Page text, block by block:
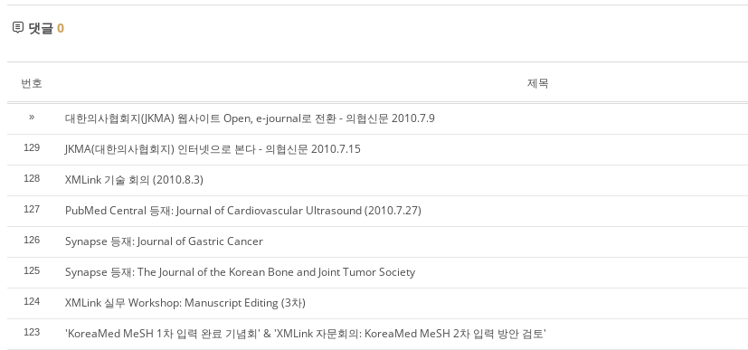
댓글 0
번호 제목
» 대한의사협회지(JKMA) 웹사이트 Open, e-journal로 전환 - 의협신문 2010.7.9
129 JKMA(대한의사협회지) 인터넷으로 본다 - 의협신문 2010.7.15
128 XMLink 기술 회의 (2010.8.3)
127 PubMed Central 등재: Journal of Cardiovascular Ultrasound (2010.7.27)
126 Synapse 등재: Journal of Gastric Cancer
125 Synapse 등재: The Journal of the Korean Bone and Joint Tumor Society
124 XMLink 실무 Workshop: Manuscript Editing (3차)
123 'KoreaMed MeSH 1차 입력 완료 기념회' & 'XMLink 자문회의: KoreaMed MeSH 2차 입력 방안 검토'